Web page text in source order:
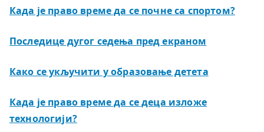
Када је право време да се почне са спортом?
Последице дугог седења пред екраном
Како се укључити у образовање детета
Када је право време да се деца изложе
технологији?